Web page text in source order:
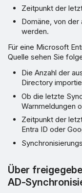
Zeitpunkt der
Domäne, von
werden.
Für eine Microsoft
Quelle sehen Sie
Die Anzahl der
Directory
Ob die letzte
Warnmeldungen
Zeitpunkt der
Entra ID oder
Über
AD-